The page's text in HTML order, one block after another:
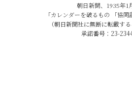
朝日新聞、1935年1
「カレンダーを破るもの 「協同
（朝日新聞社に無断に転載する
承諾番号：23-2344